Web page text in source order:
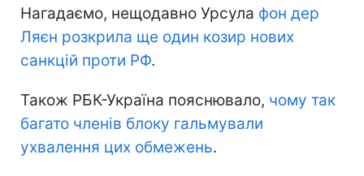
Нагадаємо, нещодавно Урсула фон дер
Ляєн розкрила ще один козир нових
санкцій проти РФ.
Також РБК-Україна пояснювало, чому так
багато членів блоку гальмували
ухвалення цих обмежень.